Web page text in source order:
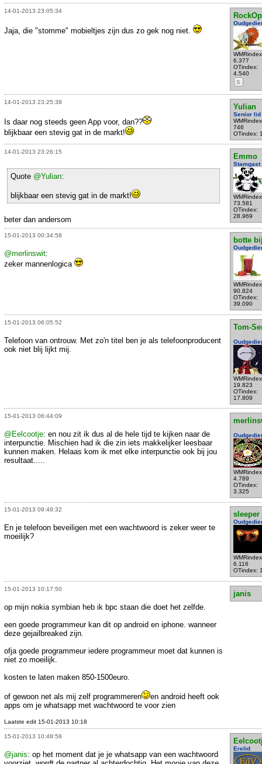
14-01-2013 23:05:34
6.377
OTindex:
4.540
S
Jaja, die "stomme" mobieltjes zijn dus zo gek nog niet.
14-01-2013 23:25:38
Yulian
Senior lid
746
OTindex:
Is daar nog steeds geen App voor, dan??
blijkbaar een stevig gat in de markt!
14-01-2013 23:26:15
Emmo
Stamgast
73.581
OTindex:
28.969
Quote @Yulian:
blijkbaar een stevig gat in de markt!
beter dan andersom
15-01-2013 00:34:58
botte
90.824
OTindex:
39.090
@merlinswit:
zeker mannenlogica
15-01-2013 06:05:52
Tom-
19.823
OTindex:
17.809
Telefoon van ontrouw. Met zo'n titel ben je als telefoonproducent
ook niet blij lijkt mij.
15-01-2013 06:44:09
4.789
OTindex:
3.325
@Eelcootje: en nou zit ik dus al de hele tijd te kijken naar de
interpunctie. Mischien had ik die zin iets makkelijker leesbaar
kunnen maken. Helaas kom ik met elke interpunctie ook bij jou
resultaat.....
15-01-2013 09:49:32
sleeper
6.116
OTindex:
En je telefoon beveiligen met een wachtwoord is zeker weer te
moeilijk?
15-01-2013 10:17:50
janis
op mijn nokia symbian heb ik bpc staan die doet het zelfde.
een goede programmeur kan dit op android en iphone. wanneer
deze gejailbreaked zijn.
ofja goede programmeur iedere programmeur moet dat kunnen is
niet zo moeilijk.
kosten te laten maken 850-1500euro.
of gewoon net als mij zelf programmeren
en android heeft ook
apps om je whatsapp met wachtwoord te voor zien
Laatste edit 15-01-2013 10:18
15-01-2013 10:48:58
Erelid
@janis: op het moment dat je je whatsapp van een wachtwoord